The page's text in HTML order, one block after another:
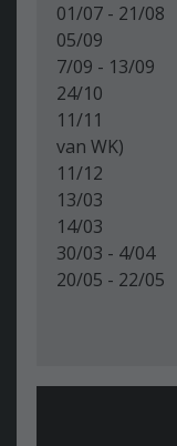
01/07 - 21/
05/09
7/09 - 13/09
24/10
11/11
van WK)
11/12
13/03
14/03
30/03 - 4/04
20/05 - 22/